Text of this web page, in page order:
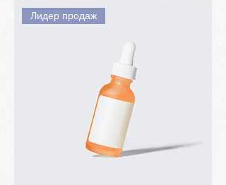
Лидер продаж